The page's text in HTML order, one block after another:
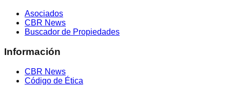
Asociados
CBR News
Buscador de Propiedades
Información
CBR News
Código de Ética